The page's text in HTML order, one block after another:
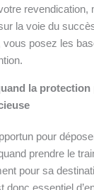
revendication,
la voie du
posez les
la protection
pour
prendre le
pour sa